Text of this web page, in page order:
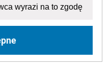
wyrazi na to zgodę